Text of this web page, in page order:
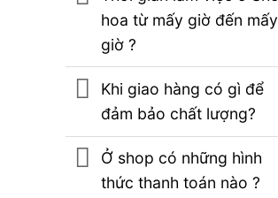
hoa từ mấy giờ đến mấy
giờ ?
Khi giao hàng có gì để
đảm bảo chất lượng?
Ở shop có những hình
thức thanh toán nào ?